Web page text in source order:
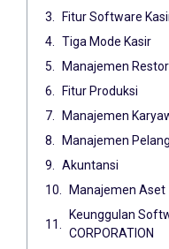
Fitur Software
Tiga Mode Kasir
Manajemen
Fitur Produksi
Manajemen
Manajemen
Akuntansi
Manajemen Aset
Keunggulan
CORPORATION